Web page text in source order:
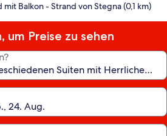
Balkon - Strand von Stegna (0,1 km)
um Preise zu sehen